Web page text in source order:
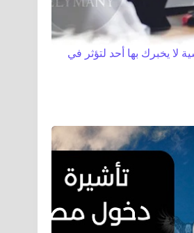
نفسية لا يخبرك بها أحد لتؤثر في